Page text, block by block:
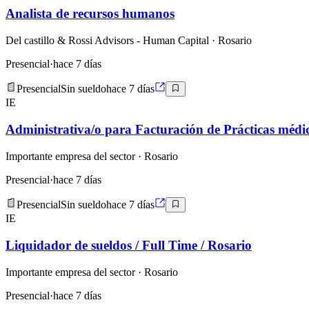
Analista de recursos humanos
Del castillo & Rossi Advisors - Human Capital · Rosario
Presencial·hace 7 días
PresencialSin sueldohace 7 días
IE
Administrativa/o para Facturación de Prácticas
Importante empresa del sector· Rosario
Presencial·hace 7 días
PresencialSin sueldohace 7 días
IE
Liquidador de sueldos / Full Time / Rosario
Importante empresa del sector· Rosario
Presencial·hace 7 días